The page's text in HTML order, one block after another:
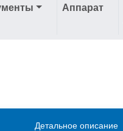
Аппарат
Детальное описание